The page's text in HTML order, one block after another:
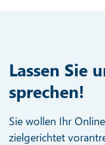
Lassen Sie
sprechen!
Sie wollen Ihr
zielgerichtet